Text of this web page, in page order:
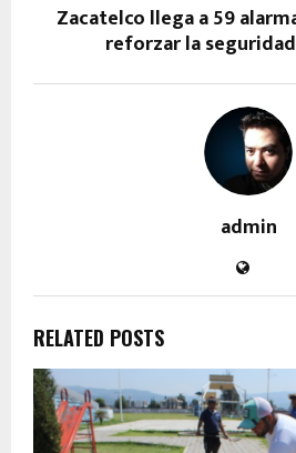
Zacatelco llega a 59
reforzar la
admin
RELATED POSTS